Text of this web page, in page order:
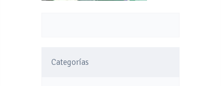
Categorías